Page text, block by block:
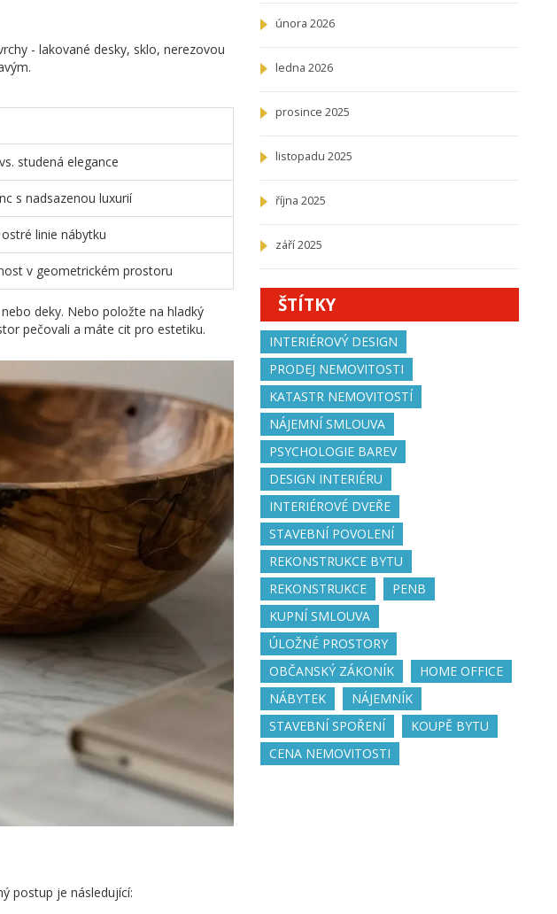
- lakované desky, sklo, nerezovou
studená elegance
s nadsazenou luxurií
linie nábytku
v geometrickém prostoru
deky. Nebo položte na hladký
pečovali a máte cit pro estetiku.
postup je následující:
února 2026
ledna 2026
prosince 2025
listopadu 2025
října 2025
září 2025
ŠTÍTKY
INTERIÉROVÝ DESIGN
PRODEJ NEMOVITOSTI
KATASTR NEMOVITOSTÍ
NÁJEMNÍ SMLOUVA
PSYCHOLOGIE BAREV
DESIGN INTERIÉRU
INTERIÉROVÉ DVEŘE
STAVEBNÍ POVOLENÍ
REKONSTRUKCE BYTU
REKONSTRUKCE
PENB
KUPNÍ SMLOUVA
ÚLOŽNÉ PROSTORY
OBČANSKÝ ZÁKONÍK
HOME OFFICE
NÁBYTEK
NÁJEMNÍK
STAVEBNÍ SPOŘENÍ
KOUPĚ BYTU
CENA NEMOVITOSTI